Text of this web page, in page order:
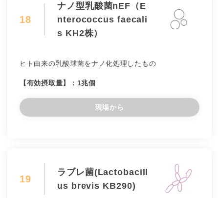
18
ナノ型乳酸菌nEF（E
nterococcus faecali
s KH2株）
ヒト由来の乳酸球菌をナノ化処理したもの
【有効摂取量】：1兆個
現場から
19
ラブレ菌(Lactobacill
us brevis KB290)